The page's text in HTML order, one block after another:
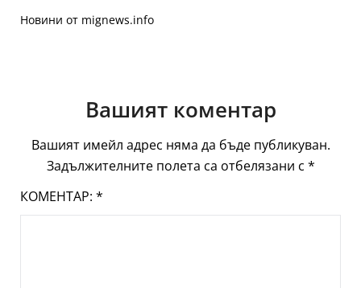
Новини от mignews.info
Вашият коментар
Вашият имейл адрес няма да бъде публикуван.
Задължителните полета са отбелязани с *
КОМЕНТАР: *